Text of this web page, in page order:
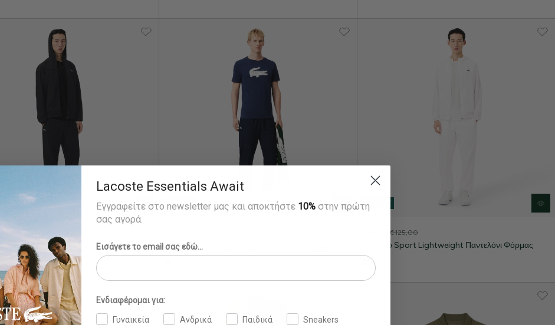
Sport Lightweight Παντελόνι Φόρμας
35% OFF
Ανδρικό Sport Lightweight Παντελόνι Φόρμας
35% OFF
€125,00
Ανδρικό Sport Lightweight Παντελόνι Φόρμας
Lacoste Essentials Await
Εγγραφείτε στο newsletter μας και αποκτήστε 10% στην πρώτη
σας αγορά.
Εισάγετε το email σας εδώ...
Ενδιαφέρομαι για:
Γυναικεία Ανδρικά Παιδικά Sneakers